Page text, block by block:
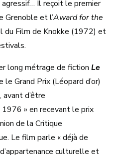
agressif… Il reçoit le premier
Grenoble et l’Award for the
du Film de Knokke (1972) et
long métrage de fiction Le
Grand Prix (Léopard d’or)
d’être
» en recevant le prix
de la Critique
Le film parle « déjà de
culturelle et